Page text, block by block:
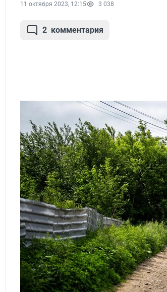
11 октября 2023, 12:15 3 038
2 комментария